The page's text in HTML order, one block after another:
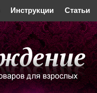
Инструкции Статьи